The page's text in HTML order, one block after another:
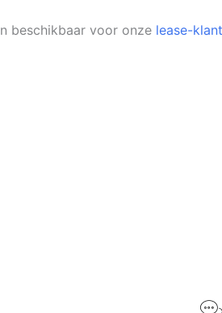
beschikbaar voor onze lease-